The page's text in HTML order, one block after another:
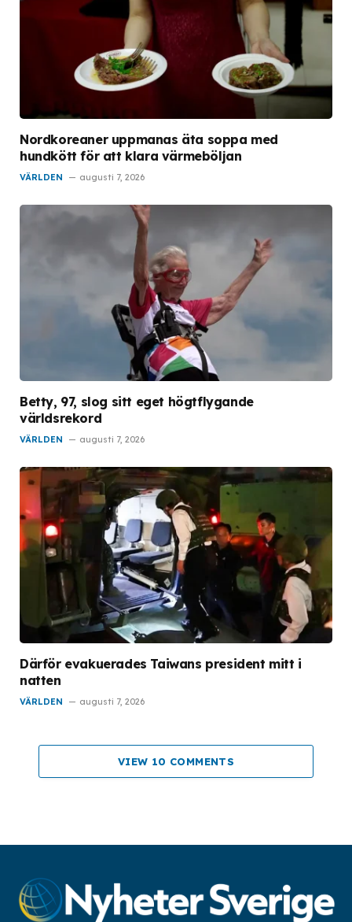
Nordkoreaner uppmanas äta soppa med
hundkött för att klara värmeböljan
VÄRLDEN augusti 7, 2026
Betty, 97, slog sitt eget högtflygande
världsrekord
VÄRLDEN augusti 7, 2026
Därför evakuerades Taiwans president mitt i
natten
VÄRLDEN augusti 7, 2026
VIEW 10 COMMENTS